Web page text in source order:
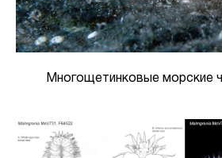
Многощетинковые морские